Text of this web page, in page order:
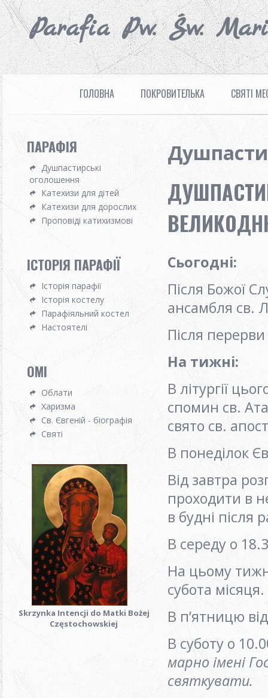
Parafia Pw. Św.
ГОЛОВНА ПОКРОВИТЕЛЬКА СВЯТІ
ПАРАФІЯ
Душпастирські
оголошення
Катехизи для дітей
Катехизи для дорослих
Проповіді катихизмові
ІСТОРІЯ ПАРАФІЇ
Історія парафії
Історія костелу
Парафіяльний костел
Настоятелі
OMI
Облати
Харизма
Св. Євгеній - біографія
Святі
Skrzynka Intencji do Matki Bożej
Częstochowskiej
Сьогодні:
Після Божої
ансамбля св.
Після
На тижні:
В літургії
спомин св.
свято св.
В понеділок
Від завтра
проходити в
в будні після
В середу о
На цьому
субота
В п’ятницю
В суботу о
марно імені
святкувати.